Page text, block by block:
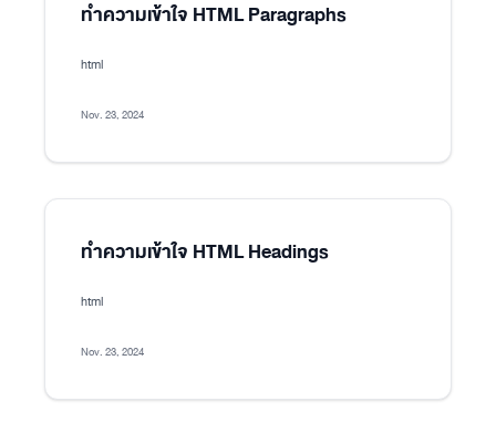
ทำความเข้าใจ HTML Paragraphs
html
Nov. 23, 2024
ทำความเข้าใจ HTML Headings
html
Nov. 23, 2024